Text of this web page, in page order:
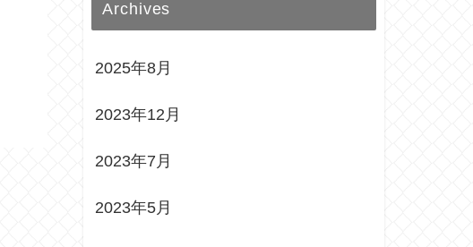
Archives
2025年8月
2023年12月
2023年7月
2023年5月